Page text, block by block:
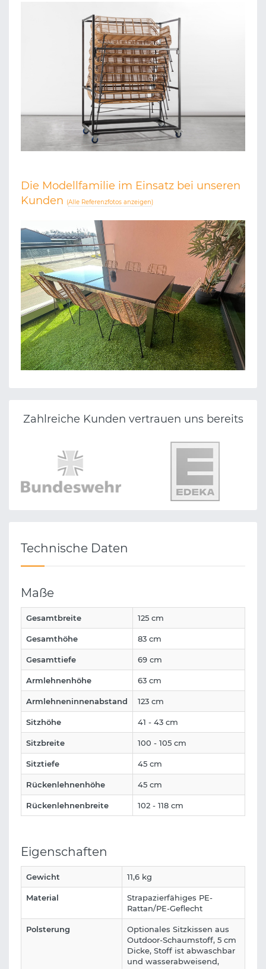
Die Modellfamilie im Einsatz bei unseren
Kunden (Alle Referenzfotos anzeigen)
Zahlreiche Kunden vertrauen uns bereits
Technische Daten
Maße
Gesamtbreite 125 cm
Gesamthöhe 83 cm
Gesamttiefe 69 cm
Armlehnenhöhe 63 cm
Armlehneninnenabstand 123 cm
Sitzhöhe 41 - 43 cm
Sitzbreite 100 - 105 cm
Sitztiefe 45 cm
Rückenlehnenhöhe 45 cm
Rückenlehnenbreite 102 - 118 cm
Eigenschaften
Gewicht 11,6 kg
Material
Strapazierfähiges PE-
Rattan/PE-Geflecht
Polsterung
Optionales Sitzkissen aus
Outdoor-Schaumstoff, 5 cm
Dicke, Stoff ist abwaschbar
und wasserabweisend,